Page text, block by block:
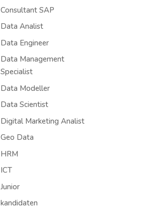
Consultant SAP
Data Analist
Data Engineer
Data Management
Specialist
Data Modeller
Data Scientist
Digital Marketing Analist
Geo Data
HRM
ICT
Junior
kandidaten